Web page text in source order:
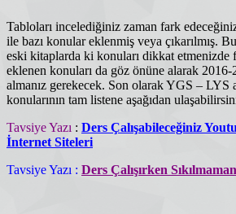
Tabloları incelediğiniz zaman fark
ile bazı konular eklenmiş veya çıkarılmış.
eski kitaplarda ki konuları dikkat etmenizde
eklenen konuları da göz önüne alarak 2016-
almanız gerekecek. Son olarak YGS – LYS
konularının tam listene aşağıdan
Tavsiye Yazı : Ders Çalışabileceğiniz
İnternet Siteleri
Tavsiye Yazı : Ders Çalışırken